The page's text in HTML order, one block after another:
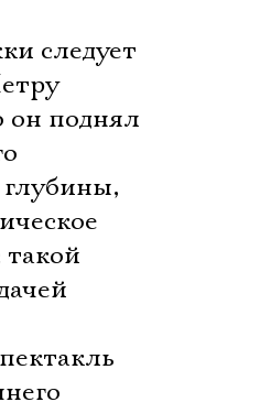
следует
он поднял
глубины,
такой